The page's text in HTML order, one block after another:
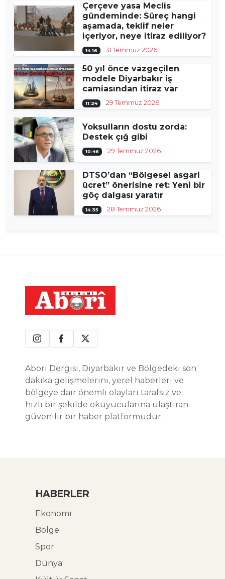
Çerçeve yasa Meclis
gündeminde: Süreç hangi
aşamada, teklif neler
içeriyor, neye itiraz ediliyor?
14:16 31 Temmuz 2026
50 yıl önce vazgeçilen
modele Diyarbakır iş
camiasından itiraz var
11:24 29 Temmuz 2026
Yoksulların dostu zorda:
Destek çığ gibi
10:46 29 Temmuz 2026
DTSO’dan “Bölgesel asgari
ücret” önerisine ret: Yeni bir
göç dalgası yaratır
14:35 28 Temmuz 2026
Abori Dergisi, Diyarbakır ve Bölgedeki son
dakika gelişmelerini, yerel haberleri ve
bölgeye dair önemli olayları tarafsız ve
hızlı bir şekilde okuyucularına ulaştıran
güvenilir bir haber platformudur.
HABERLER
Ekonomi
Bölge
Spor
Dünya